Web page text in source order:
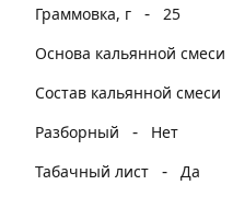
Граммовка, г
- 25
Основа кальянной смеси
Состав кальянной смеси
Разборный
-
Нет
Табачный лист
- Да